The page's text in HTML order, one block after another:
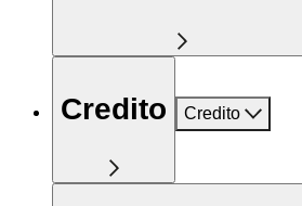
Credito Credito